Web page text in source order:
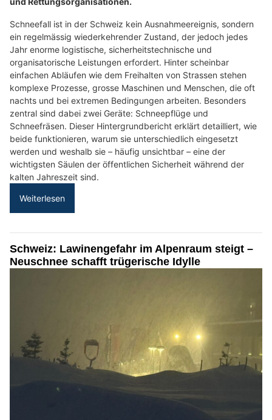
Schneefall ist in der Schweiz kein Ausnahmeereignis, sondern
ein regelmässig wiederkehrender Zustand, der jedoch jedes
Jahr enorme logistische, sicherheitstechnische und
organisatorische Leistungen erfordert. Hinter scheinbar
einfachen Abläufen wie dem Freihalten von Strassen stehen
komplexe Prozesse, grosse Maschinen und Menschen, die oft
nachts und bei extremen Bedingungen arbeiten. Besonders
zentral sind dabei zwei Geräte: Schneepflüge und
Schneefräsen. Dieser Hintergrundbericht erklärt detailliert, wie
beide funktionieren, warum sie unterschiedlich eingesetzt
werden und weshalb sie – häufig unsichtbar – eine der
wichtigsten Säulen der öffentlichen Sicherheit während der
kalten Jahreszeit sind.
Weiterlesen
Schweiz: Lawinengefahr im Alpenraum steigt –
Neuschnee schafft trügerische Idylle